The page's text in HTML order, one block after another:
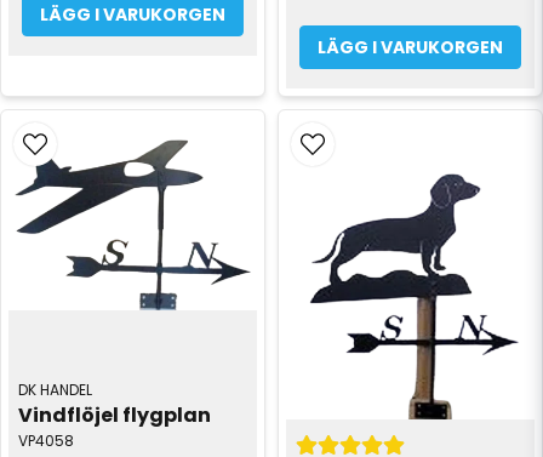
LÄGG I VARUKORGEN
LÄGG I VARUKORGEN
DK HANDEL
Vindflöjel flygplan
VP4058